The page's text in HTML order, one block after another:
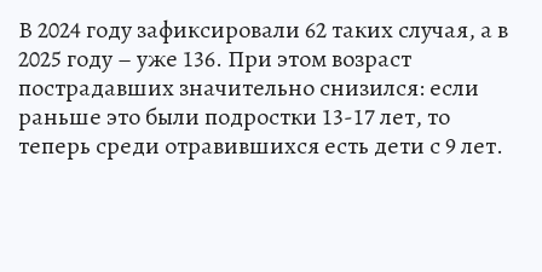
В 2024 году зафиксировали 62 таких случая, а в
2025 году – уже 136. При этом возраст
пострадавших значительно снизился: если
раньше это были подростки 13-17 лет, то
теперь среди отравившихся есть дети с 9 лет.